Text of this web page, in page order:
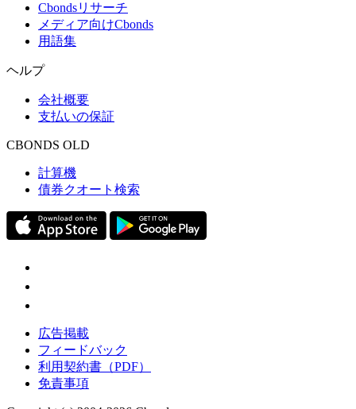
Cbondsリサーチ
メディア向けCbonds
用語集
ヘルプ
会社概要
支払いの保証
CBONDS OLD
計算機
債券クオート検索
広告掲載
フィードバック
利用契約書（PDF）
免責事項